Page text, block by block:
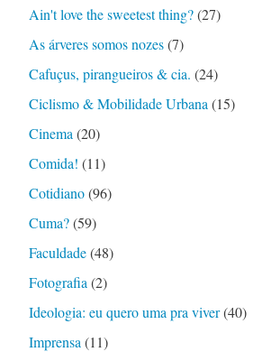
Ain't love the sweetest thing?(27)
As árveres somos nozes(7)
Cafuçus, pirangueiros & cia. (24)
Ciclismo & Mobilidade Urbana (15)
Cinema (20)
Comida! (11)
Cotidiano(96)
Cuma?(59)
Faculdade(48)
Fotografia (2)
Ideologia: eu quero uma pra viver(40)
Imprensa (11)